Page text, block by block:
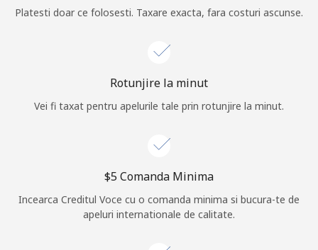
sau
Continua cu
Platesti doar ce folosesti. Taxare exacta, fara costuri ascunse.
Rotunjire la minut
Vei fi taxat pentru apelurile tale prin rotunjire la minut.
⁦$5⁩ Comanda Minima
Incearca Creditul Voce cu o comanda minima si bucura-te de
apeluri internationale de calitate.